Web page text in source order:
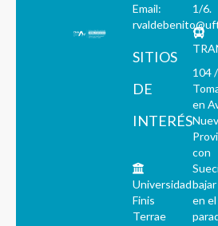
Email:
SITIOS
DE
INTERÉS
Universidad
Finis
Terrae
1/6.
104 /
en
con
bajar
en el